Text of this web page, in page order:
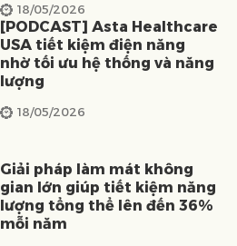
18/05/2026
[PODCAST] Asta Healthcare
USA tiết kiệm điện năng
nhờ tối ưu hệ thống và năng
lượng
18/05/2026
Giải pháp làm mát không
gian lớn giúp tiết kiệm năng
lượng tổng thể lên đến 36%
mỗi năm